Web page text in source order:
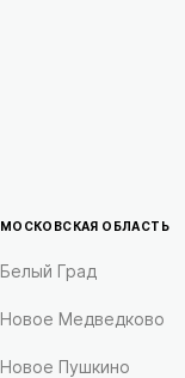
МОСКОВСКАЯ ОБЛАСТЬ
Белый Град
Новое Медведково
Новое Пушкино